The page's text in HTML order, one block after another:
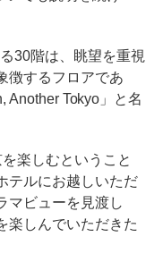
30階は、眺望を重視
徴するフロアであ
Another Tokyo」と名
楽しむということ
テルにお越しいただ
マビューを見渡し
楽しんでいただきた